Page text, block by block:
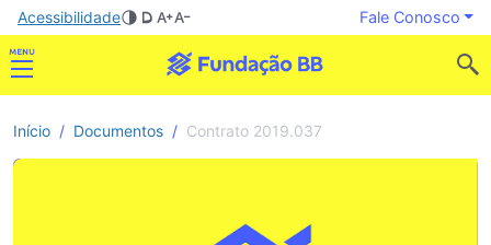
Acessibilidade Fale Conosco
Início Documentos Contrato 2019.037